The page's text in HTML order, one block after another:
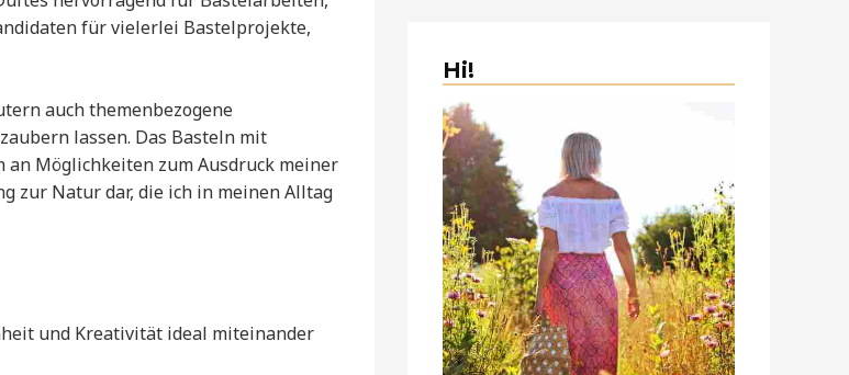
für vielerlei Bastelprojekte,
auch themenbezogene
lassen. Das Basteln mit
Möglichkeiten zum Ausdruck meiner
zur Natur dar, die ich in meinen Alltag
und Kreativität ideal miteinander
Hi!